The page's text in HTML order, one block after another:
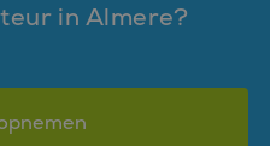
in Almere?